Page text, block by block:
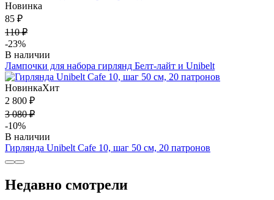
Новинка
85 ₽
110 ₽
-23%
В наличии
Лампочки для набора гирлянд Белт-лайт и Unibelt
НовинкаХит
2 800 ₽
3 080 ₽
-10%
В наличии
Гирлянда Unibelt Cafe 10, шаг 50 см, 20 патронов
Недавно смотрели